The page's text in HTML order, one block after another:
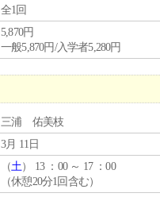
全1回
5,870円
一般5,870円/入学者5,280円
三浦 佑美枝
3月 11日
（土） 13 ：00 ～ 17 ：00
（休憩20分1回含む）